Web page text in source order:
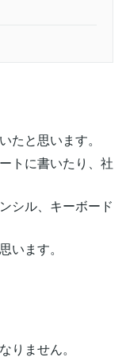
たと思います。
トに書いたり、社
シル、キーボード
います。
りません。